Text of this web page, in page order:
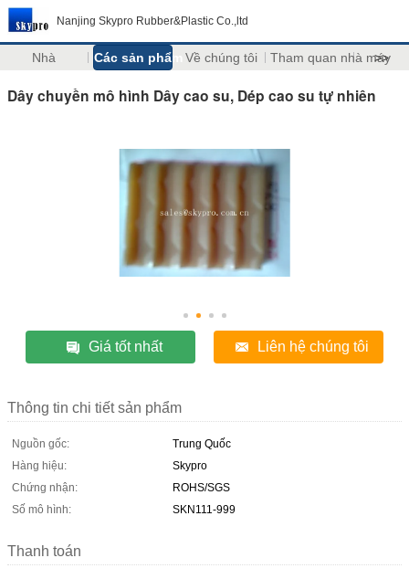
Nanjing Skypro Rubber&Plastic Co.,ltd
Nhà Các sản phẩm Về chúng tôi Tham quan nhà máy
>>
Dây chuyền mô hình Dây cao su, Dép cao su tự nhiên
Giá tốt nhất Liên hệ chúng tôi
Thông tin chi tiết sản phẩm
Nguồn gốc:
Trung Quốc
Hàng hiệu:
Skypro
Chứng nhận:
ROHS/SGS
Số mô hình:
SKN111-999
Thanh toán